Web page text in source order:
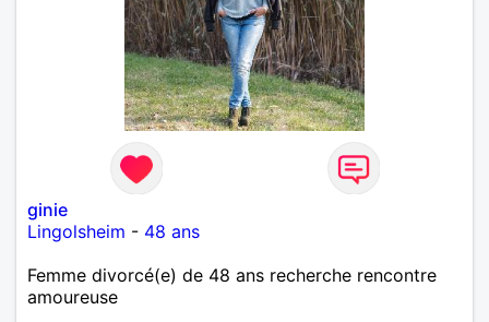
ginie
Lingolsheim - 48 ans
Femme divorcé(e) de 48 ans recherche rencontre
amoureuse